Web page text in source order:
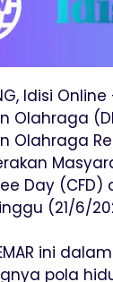
Idisi
Olahraga
Olahraga
Day
(21/6/
ini
pola